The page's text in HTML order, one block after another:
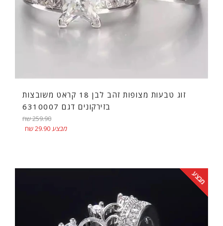
זוג טבעות מצופות זהב לבן 18 קראט משובצות
בזירקונים דגם 6310007
מחיר
רגיל
259.90 שח
מבצע29.90 שח
מבצע